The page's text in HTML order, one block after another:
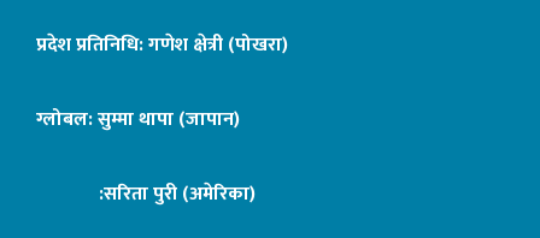
प्रदेश प्रतिनिधि: गणेश क्षेत्री (पोखरा)
ग्लोबल: सुम्मा थापा (जापान)
:सरिता पुरी (अमेरिका)